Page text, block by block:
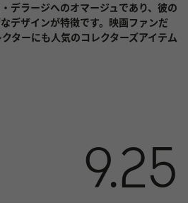
デラージへのオマージュであり、彼の
デザインが特徴です。映画ファンだ
クターにも人気のコレクターズアイテム
9.25